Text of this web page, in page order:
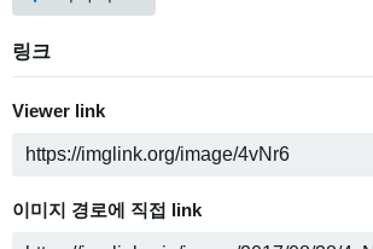
링크
Viewer link
이미지 경로에 직접 link